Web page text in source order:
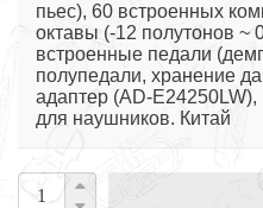
пьес), 60 встроенных
октавы (-12 полутонов ~
встроенные педали
полупедали, хранение
адаптер (AD-
для наушников. Китай